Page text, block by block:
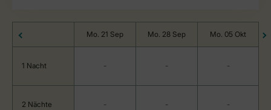
Mo. 21 Sep Mo. 28 Sep Mo. 05 Okt
1 Nacht - - -
2 Nächte - - -